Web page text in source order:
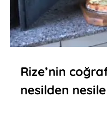
Rize’nin
nesilden